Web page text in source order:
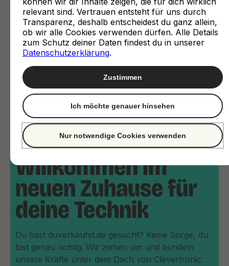
Willkommen im
neuen Zuhause für
deine Technik
Du hast duverkaufst.de gesucht? Keine Sorge, du
bist genau richtig. Wir ziehen um und bündeln
unsere Kräfte unter dem Dach von Clevertronic.
relevant sind. Vertrauen entsteht für uns durch
Transparenz, deshalb entscheidest du ganz allein,
ob wir alle Cookies verwenden dürfen. Alle Details
zum Schutz deiner Daten findest du in unserer
Datenschutzerklärung.
Nur notwendige Cookies verwenden
Ich möchte genauer hinsehen
Zustimmen